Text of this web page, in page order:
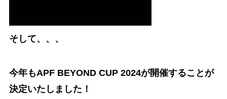
そして、、、
今年もAPF BEYOND CUP 2024が開催することが
決定いたしました！